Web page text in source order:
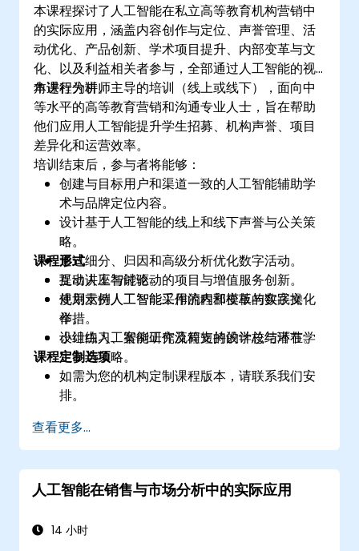
本课程探讨了人工智能在私立高等教育机构营销中
的实际应用，涵盖内容创作与定位、声誉管理、活
动优化、产品创新、学术项目提升、内部变革与文
化、以及利益相关者参与，全部通过人工智能的视
角进行分析。
本课程为讲师主导的培训（线上或线下），面向中
等水平的高等教育营销和沟通专业人士，旨在帮助
他们应用人工智能提升学生招募、机构声誉、项目
差异化和运营效率。
培训结束后，参与者将能够：
创建与目标用户和渠道一致的人工智能辅助学
术与品牌定位内容。
设计基于人工智能的线上和线下声誉与公关策
略。
通过细分、归因和高级分析优化数字活动。
提出人工智能驱动的项目与增值服务创新。
规划支持人工智能采用的内部变革与数字文化
举措。
设计由人工智能工作流程支持的学校与潜在学
生参与策略。
课程形式
互动讲座与讨论。
使用示例人工智能工作流程和模板的实践操
作。
小组练习、案例研究及简短的设计总结环节。
课程定制选项
如需为您的机构定制课程版本，请联系我们安
排。
查看更多...
人工智能在销售与市场分析中的实际应用
14 小时